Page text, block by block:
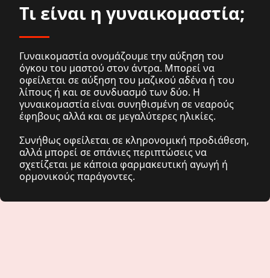
Τι είναι η γυναικομαστία;
Γυναικομαστία ονομάζουμε την αύξηση του
όγκου του μαστού στον άντρα. Μπορεί να
οφείλεται σε αύξηση του μαζικού αδένα ή του
λίπους ή και σε συνδυασμό των δύο. Η
γυναικομαστία είναι συνηθισμένη σε νεαρούς
έφηβους αλλά και σε μεγαλύτερες ηλικίες.
Συνήθως οφείλεται σε κληρονομική προδιάθεση,
αλλά μπορεί σε σπάνιες περιπτώσεις να
σχετίζεται με κάποια φαρμακευτική αγωγή ή
ορμονικούς παράγοντες.